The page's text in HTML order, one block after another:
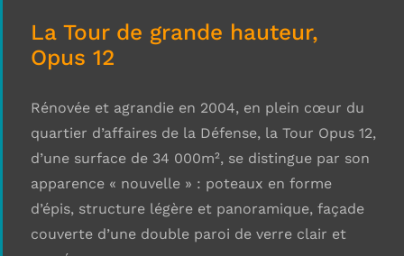
La Tour de grande hauteur,
Opus 12
Rénovée et agrandie en 2004, en plein cœur du
quartier d’affaires de la Défense, la Tour Opus 12,
d’une surface de 34 000m², se distingue par son
apparence « nouvelle » : poteaux en forme
d’épis, structure légère et panoramique, façade
couverte d’une double paroi de verre clair et